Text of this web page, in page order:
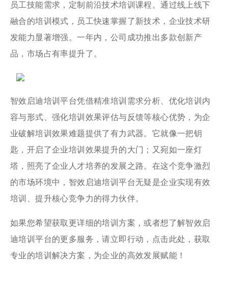
员工技能需求，定制前沿技术培训课程。通过线上线下
融合的培训模式，员工快速掌握了新技术，企业技术研
发能力显著增强。一年内，公司成功推出多款创新产
品，市场占有率提升了。
智效启迪培训平台凭借精准培训需求分析、优化培训内
容与形式、强化培训效果评估与反馈等核心优势，为企
业破解培训效果难题提供了有力武器。它就像一把钥
匙，开启了企业培训效果提升的大门；又宛如一座灯
塔，照亮了企业人才培养的发展之路。在这个竞争激烈
的市场环境中，智效启迪培训平台无疑是企业实现有效
培训、提升核心竞争力的得力伙伴。
如果您希望获取更详细的培训方案，或者想了解智效启
迪培训平台的更多服务，请立即行动，点击此处，获取
专业的培训解决方案，为企业的高效发展赋能！